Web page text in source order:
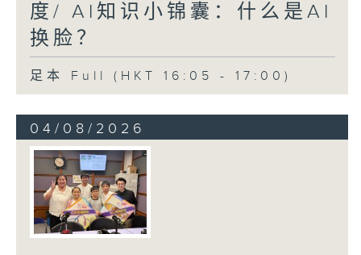
度/ AI知识小锦囊：什么是AI
换脸？
足本 Full (HKT 16:05 - 17:00)
04/08/2026